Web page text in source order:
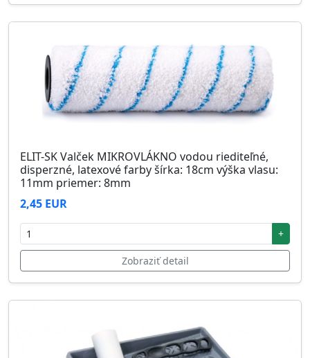
ELIT-SK Valček MIKROVLÁKNO vodou riediteľné,
disperzné, latexové farby šírka: 18cm výška vlasu:
11mm priemer: 8mm
2,45 EUR
+
Zobraziť detail